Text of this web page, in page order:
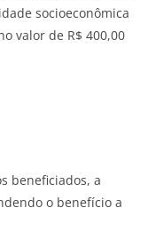
socioeconômica
valor de R$ 400,00
beneficiados, a
o benefício a